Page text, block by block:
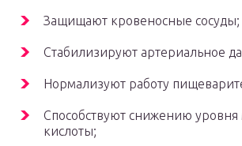
Защищают кровеносные сосуды;
Стабилизируют артериальное
Нормализуют работу
Способствуют снижению уровня
кислоты;